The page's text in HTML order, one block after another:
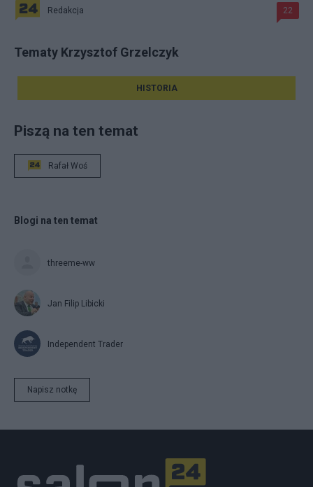
Redakcja 22
Tematy Krzysztof Grzelczyk
HISTORIA
Piszą na ten temat
Rafał Woś
Blogi na ten temat
threeme-ww
Jan Filip Libicki
Independent Trader
Napisz notkę